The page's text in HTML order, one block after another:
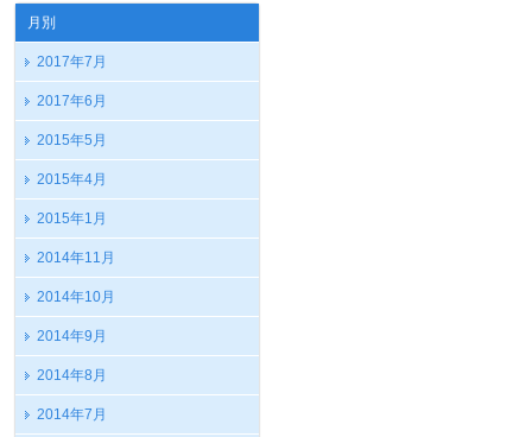
月別
2017年7月
2017年6月
2015年5月
2015年4月
2015年1月
2014年11月
2014年10月
2014年9月
2014年8月
2014年7月